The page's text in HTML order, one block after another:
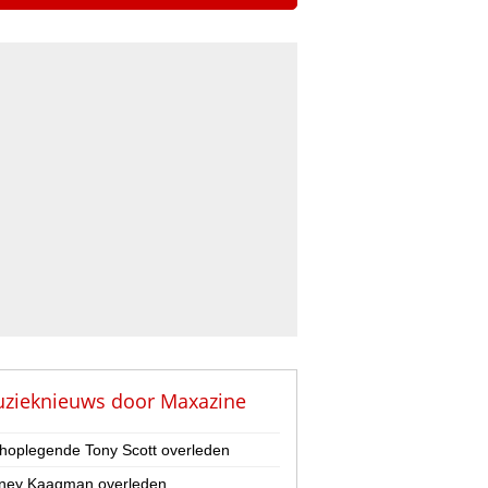
door Maxazine
Tony Scott overleden
Kaagman overleden